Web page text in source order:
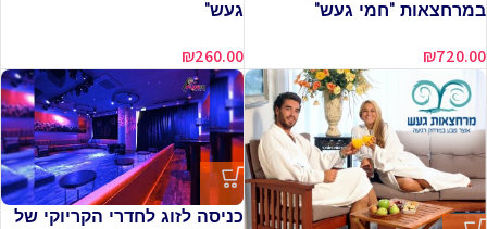
במרחצאות "חמי געש"
₪720.00
געש"
₪260.00
כניסה לזוג לחדרי הקריוקי של